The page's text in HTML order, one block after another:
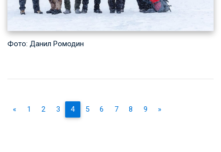
Фото: Данил Ромодин
« 1 2 3 4 5 6 7 8 9 »